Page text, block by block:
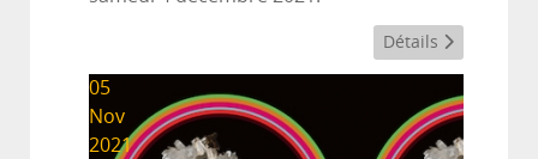
Détails
05
Nov
2021